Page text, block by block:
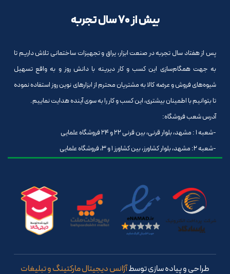
بیش از 70 سال تجربه
پس از هفتاد سال تجربه در صنعت ابزار، یراق و تجهیزات ساختمانی تلاش داریم تا
به جهت همگام‌سازی این کسب و کار دیرینه با دانش روز و به واقع تسهیل
شیوه‌های فروش و عرضه کالا به مشتریان محترم از ابزارهای نوین روز استفاده نموده
تا بتوانیم با اطمینان بیشتری، این کسب و کار را به سوی آینده هدایت نماییم.
آدرس شعب فروشگاه:
-شعبه 1 : مشهد، بلوار قرنی، بین قرنی 22 و 24 فروشگاه علمایی
-شعبه 2: مشهد، بلوار کشاورز، بین کشاورز 1 و 3، فروشگاه علمایی
طراحی و پیاده سازی توسطآژانس دیجیتال مارکتینگ و تبلیغات